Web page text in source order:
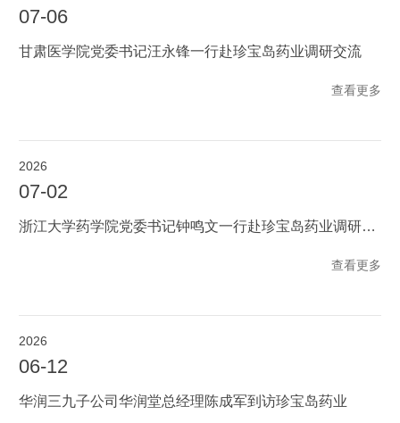
07-06
甘肃医学院党委书记汪永锋一行赴珍宝岛药业调研交流
查看更多
2026
07-02
浙江大学药学院党委书记钟鸣文一行赴珍宝岛药业调研，共商多维度校企合作新路径
查看更多
2026
06-12
华润三九子公司华润堂总经理陈成军到访珍宝岛药业